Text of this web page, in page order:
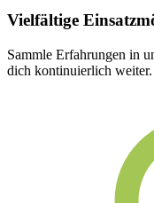
Vielfältige
Sammle Erfahrungen in
dich kontinuierlich weiter.